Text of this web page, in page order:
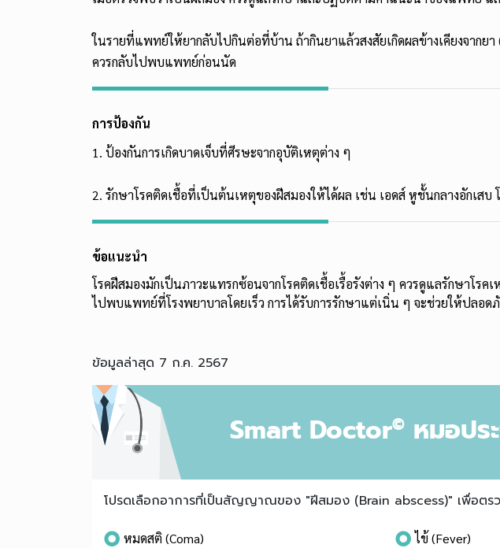
ในรายที่แพทย์ให้ยากลับไปกินต่อที่บ้าน ถ้ากินยาแล้วสงสัยเกิดผลข้างเคียงจา
ควรกลับไปพบแพทย์ก่อนนัด
การป้องกัน
1. ป้องกันการเกิดบาดเจ็บที่ศีรษะจากอุบัติเหตุต่าง ๆ
2. รักษาโรคติดเชื้อที่เป็นต้นเหตุของฝีสมองให้ได้ผล เช่น เอดส์ หูชั้นกลางอักเส
ข้อแนะนำ
โรคฝีสมองมักเป็นภาวะแทรกซ้อนจากโรคติดเชื้อเรื้อรังต่าง ๆ ควรดูแลรักษาโร
ไปพบแพทย์ที่โรงพยาบาลโดยเร็ว การได้รับการรักษาแต่เนิ่น ๆ จะช่วยให้ปลอ
ข้อมูลล่าสุด 7 ก.ค. 2567
Smart Doctor© หมอปร
โปรดเลือกอาการที่เป็นสัญญาณของ "ฝีสมอง (Brain abscess)" เพื่อตร
หมดสติ (Coma) ไข้ (Fever)